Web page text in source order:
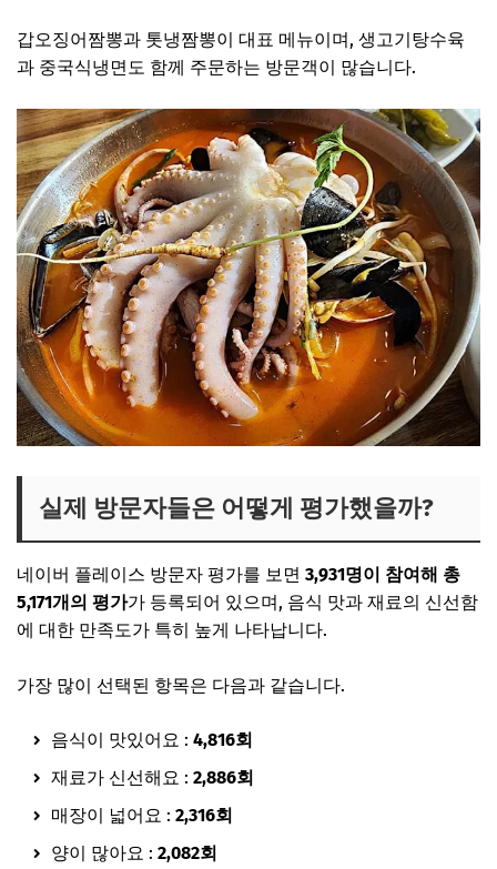
갑오징어짬뽕과 톳냉짬뽕이 대표 메뉴이며, 생고기탕수육
과 중국식냉면도 함께 주문하는 방문객이 많습니다.
실제 방문자들은 어떻게 평가했을까?
네이버 플레이스 방문자 평가를 보면 3,931명이 참여해 총
5,171개의 평가가 등록되어 있으며, 음식 맛과 재료의 신선함
에 대한 만족도가 특히 높게 나타납니다.
가장 많이 선택된 항목은 다음과 같습니다.
음식이 맛있어요 : 4,816회
재료가 신선해요 : 2,886회
매장이 넓어요 : 2,316회
양이 많아요 : 2,082회